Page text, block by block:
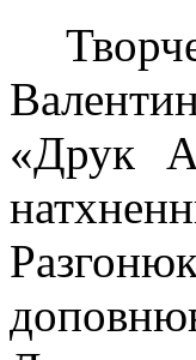
«Друк